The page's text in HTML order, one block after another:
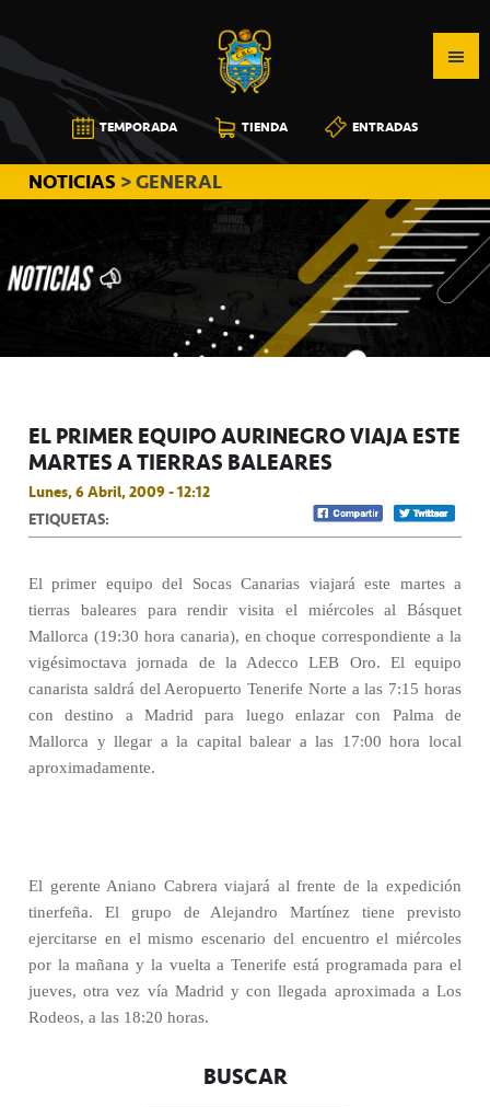
a
la
navegación
principal
al
contenido
principal
a
la
barra
lateral
principal
CB
CANARIAS
TEMPORADA TIENDA ENTRADAS
NOTICIAS > GENERAL
EL PRIMER EQUIPO AURINEGRO VIAJA ESTE
MARTES A TIERRAS BALEARES
Lunes, 6 Abril, 2009 - 12:12
ETIQUETAS:
El primer equipo del Socas Canarias viajará este martes a
tierras baleares para rendir visita el miércoles al Básquet
Mallorca (19:30 hora canaria), en choque correspondiente a la
vigésimoctava jornada de la Adecco LEB Oro. El equipo
canarista saldrá del Aeropuerto Tenerife Norte a las 7:15 horas
con destino a Madrid para luego enlazar con Palma de
Mallorca y llegar a la capital balear a las 17:00 hora local
aproximadamente.
El gerente Aniano Cabrera viajará al frente de la expedición
tinerfeña. El grupo de Alejandro Martínez tiene previsto
ejercitarse en el mismo escenario del encuentro el miércoles
por la mañana y la vuelta a Tenerife está programada para el
jueves, otra vez vía Madrid y con llegada aproximada a Los
Rodeos, a las 18:20 horas.
BUSCAR